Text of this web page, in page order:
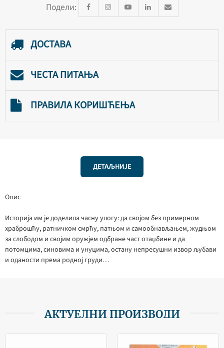
Подели:
ДОСТАВА
ЧЕСТА ПИТАЊА
ПРАВИЛА КОРИШЋЕЊА
ДЕТАЉНИЈЕ
Опис
Историја им је доделила часну улогу: да својом без примерном
храброшћу, ратничком смрћу, патњом и самообнављањем, жудњом
за слободом и својим оружјем одбране част отаџбине и да
потомцима, синовима и унуцима, остану непресушни извор љубави
и оданости према родној груди…
АКТУЕЛНИ ПРОИЗВОДИ